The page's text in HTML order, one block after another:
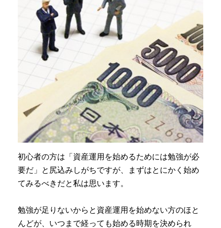
初心者の方は「資産運用を始めるためには勉強が必
要だ」と尻込みしがちですが、まずはとにかく始め
てみるべきだと私は思います。
勉強が足りないからと資産運用を始めない方のほと
んどが、いつまで経っても始める時期を決められ